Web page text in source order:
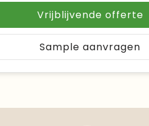
Vrijblijvende offerte
Sample aanvragen